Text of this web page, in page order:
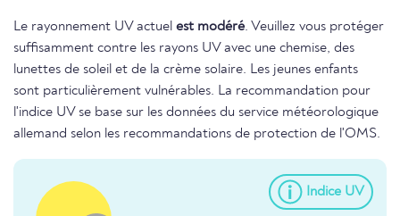
Le rayonnement UV actuel est modéré. Veuillez vous protéger
suffisamment contre les rayons UV avec une chemise, des
lunettes de soleil et de la crème solaire. Les jeunes enfants
sont particulièrement vulnérables. La recommandation pour
l'indice UV se base sur les données du service météorologique
allemand selon les recommandations de protection de l'OMS.
Indice UV